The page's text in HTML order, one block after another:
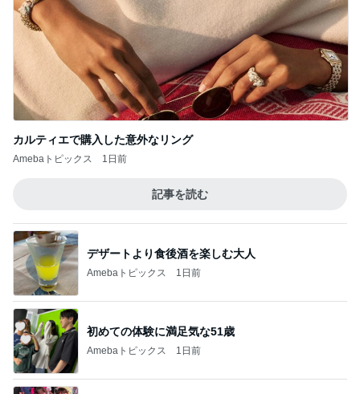
カルティエで購入した意外なリング
Amebaトピックス 1日前
記事を読む
デザートより食後酒を楽しむ大人
Amebaトピックス 1日前
初めての体験に満足気な51歳
Amebaトピックス 1日前